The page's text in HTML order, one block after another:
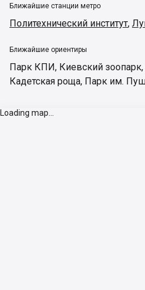
Ближайшие станции метро
Политехнический институт,
Ближайшие ориентиры
Парк КПИ, Киевский зоопарк,
Кадетская роща, Парк им.
Loading map...